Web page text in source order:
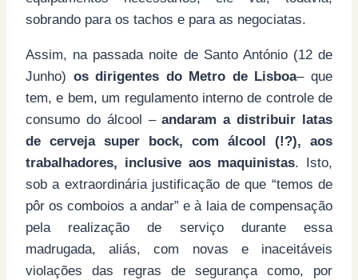
sobrando para os tachos e para as negociatas.
Assim, na passada noite de Santo António (12 de
Junho) os dirigentes do Metro de Lisboa– que
tem, e bem, um regulamento interno de controle de
consumo do álcool –andaram a distribuir latas
de cerveja super bock, com álcool (!?), aos
trabalhadores, inclusive aos maquinistas. Isto,
sob a extraordinária justificação de que “temos de
pôr os comboios a andar” e à laia de compensação
pela realização de serviço durante essa
madrugada, aliás, com novas e inaceitáveis
violações das regras de segurança como, por